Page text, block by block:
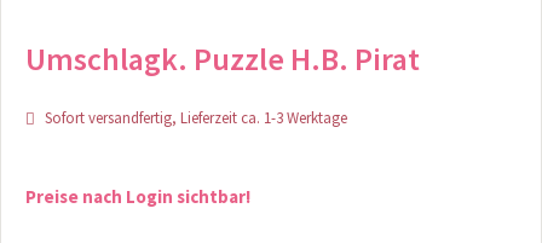
Umschlagk. Puzzle H.B. Pirat
Sofort versandfertig, Lieferzeit ca. 1-3 Werktage
Preise nach Login sichtbar!